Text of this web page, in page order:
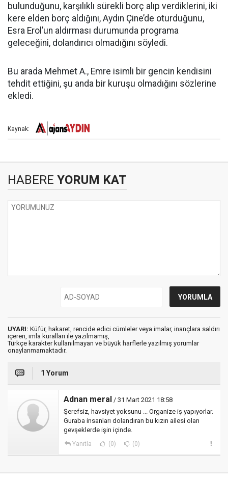
bulunduğunu, karşılıklı sürekli borç alıp verdiklerini, iki
kere elden borç aldığını, Aydın Çine’de oturduğunu,
Esra Erol’un aldırması durumunda programa
geleceğini, dolandırıcı olmadığını söyledi.
Bu arada Mehmet A., Emre isimli bir gencin kendisini
tehdit ettiğini, şu anda bir kuruşu olmadığını sözlerine
ekledi.
Kaynak:
HABERE YORUM KAT
UYARI: Küfür, hakaret, rencide edici cümleler veya imalar, inançlara saldırı
içeren, imla kuralları ile yazılmamış,
Türkçe karakter kullanılmayan ve büyük harflerle yazılmış yorumlar
onaylanmamaktadır.
1 Yorum
Adnan meral / 31 Mart 2021 18:58
Şerefsiz, havsiyet yoksunu ... Organize iş yapıyorlar.
Guraba insanları dolandıran bu kızın ailesi olan
gevşeklerde işin içinde.
Yanıtla (0) (0)